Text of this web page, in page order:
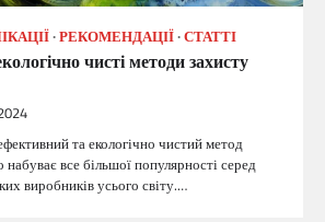
РЕКОМЕНДАЦІЇ СТАТТІ
чисті методи захисту
та екологічно чистий метод
все більшої популярності серед
виробників усього світу.…